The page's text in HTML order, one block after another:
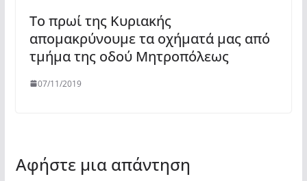
Το πρωί της Κυριακής
απομακρύνουμε τα οχήματά μας από
τμήμα της οδού Μητροπόλεως
07/11/2019
Αφήστε μια απάντηση